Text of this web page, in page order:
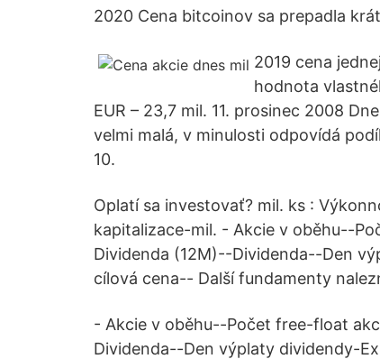
2020 Cena bitcoinov sa prepadla
2019 cena
hodnota
EUR – 23,7 mil. 11. prosinec 2008
velmi malá, v minulosti odpovídá
10.
Oplatí sa investovať? mil. ks :
kapitalizace-mil. - Akcie v oběhu--
Dividenda (12M)--Dividenda--Den
cílová cena-- Další fundamenty
- Akcie v oběhu--Počet free-float
Dividenda--Den výplaty dividendy-